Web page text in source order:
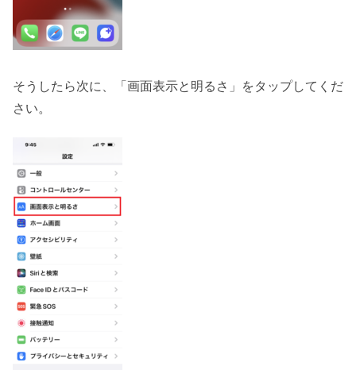
そうしたら次に、「画面表示と明るさ」をタップしてくだ
さい。